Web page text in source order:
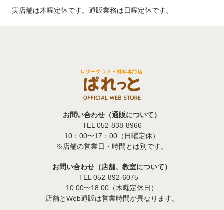
実店舗は木曜定休です。通販業務は日曜定休です。
お問い合わせ（通販について）
TEL 052-838-8966
10：00〜17：00（日曜定休）
※店舗の営業日・時間とは別です。
お問い合わせ（店舗、教室について）
TEL 052-892-6075
10:00〜18:00（木曜定休日）
店舗とWeb通販は営業時間が異なります。